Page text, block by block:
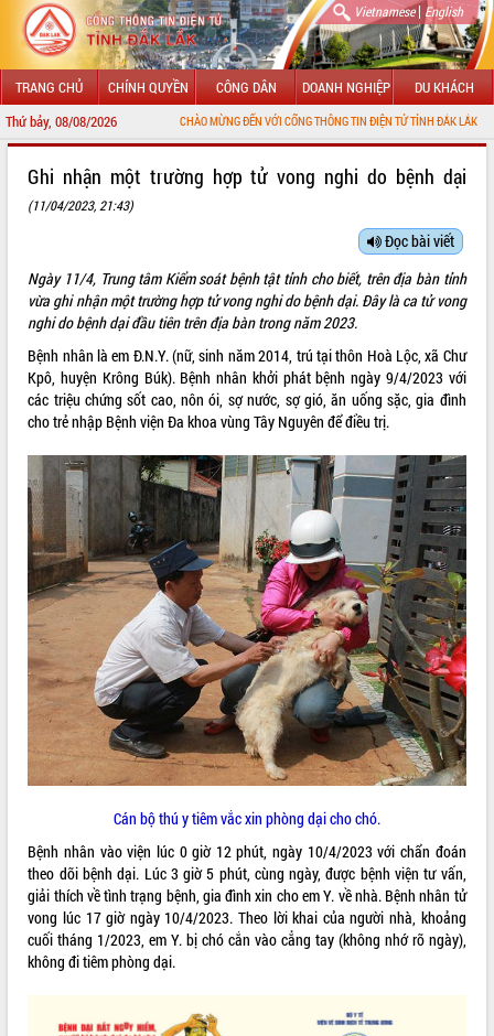
Vietnamese| English
TRANG CHỦ CHÍNH QUYỀN CÔNG DÂN DOANH NGHIỆP DU KHÁCH
Thứ bảy, 08/08/2026CHÀO MỪNG ĐẾN VỚI CỔNG THÔNG TIN ĐIỆN TỬ TỈNH ĐẮK LẮK
LÃNH ĐẠO UBND TỈNH
SỞ, BAN, NGÀNH
THÔNG TIN CHỈ ĐẠO ĐIỀU HÀNH
HỆ THỐNG VĂN BẢN
VĂN BẢN HĐND TỈNH
ĐIỂM TIN VĂN BẢN
QUY HOẠCH - KẾ HOẠCH
Ghi nhận một trường hợp tử vong nghi do bệnh dại
(11/04/2023, 21:43)
Đọc bài viết
Ngày 11/4, Trung tâm Kiểm soát bệnh tật tỉnh cho biết, trên địa bàn tỉnh
vừa ghi nhận một trường hợp tử vong nghi do bệnh dại. Đây là ca tử vong
nghi do bệnh dại đầu tiên trên địa bàn trong năm 2023.
Bệnh nhân là em Đ.N.Y. (nữ, sinh năm 2014, trú tại thôn Hoà Lộc, xã Chư
Kpô, huyện Krông Búk). Bệnh nhân khởi phát bệnh ngày 9/4/2023 với
các triệu chứng sốt cao, nôn ói, sợ nước, sợ gió, ăn uống sặc, gia đình
cho trẻ nhập Bệnh viện Đa khoa vùng Tây Nguyên để điều trị.
Cán bộ thú y tiêm vắc xin phòng dại cho chó.
Bệnh nhân vào viện lúc 0 giờ 12 phút, ngày 10/4/2023 với chẩn đoán
theo dõi bệnh dại. Lúc 3 giờ 5 phút, cùng ngày, được bệnh viện tư vấn,
giải thích về tình trạng bệnh, gia đình xin cho em Y. về nhà. Bệnh nhân tử
vong lúc 17 giờ ngày 10/4/2023. Theo lời khai của người nhà, khoảng
cuối tháng 1/2023, em Y. bị chó cắn vào cẳng tay (không nhớ rõ ngày),
không đi tiêm phòng dại.